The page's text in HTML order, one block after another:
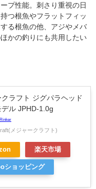
プ性能。刺さり重視の日
つ根魚やフラットフィッ
る根魚の他、アジやメバ
かの釣りにも共用したい
クラフト ジグパラヘッド
デル JPHD-1.0g
Rinker
メジャークラフト)
楽天市場
ショッピング